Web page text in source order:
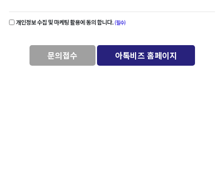
개인정보 수집 및 마케팅 활용에 동의 합니다. (필수)
문의접수 아톡비즈 홈페이지